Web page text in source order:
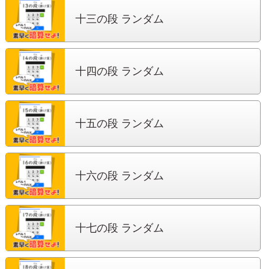
十三の段 ランダム
十四の段 ランダム
十五の段 ランダム
十六の段 ランダム
十七の段 ランダム